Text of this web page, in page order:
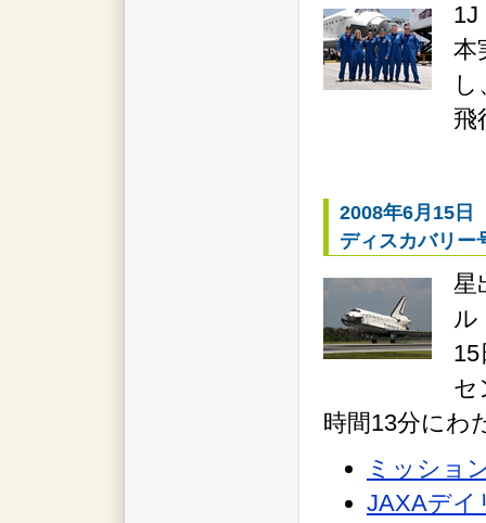
1J
本
飛
2008年6月15日
ディスカバリー
星
ル
セ
時間13分にわ
ミッショ
JAXAデイ